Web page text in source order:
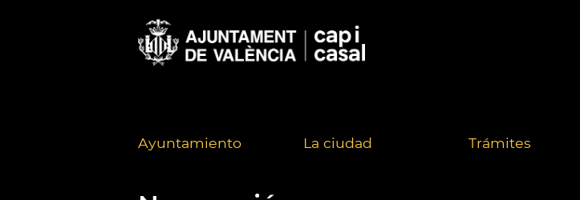
Ayuntamiento La ciudad Trámites